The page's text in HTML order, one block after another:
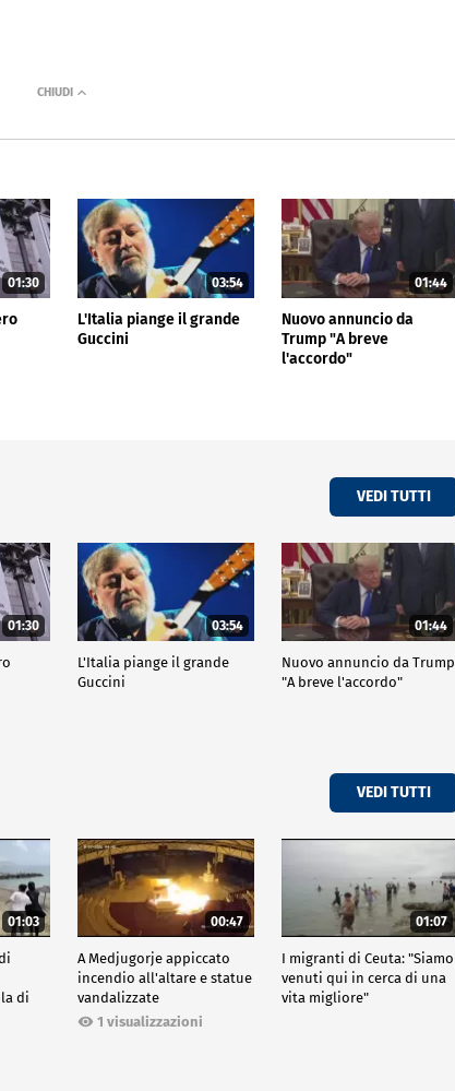
01:30 03:54
L'Italia piange il grande
Guccini
01:44
Nuovo annuncio da
Trump "A breve
l'accordo"
VEDI TUTTI
01:30 03:54
L'Italia piange il grande
Guccini
01:44
Nuovo annuncio da Trump
"A breve l'accordo"
VEDI TUTTI
01:03
di
00:47
A Medjugorje appiccato
incendio all'altare e statue
vandalizzate
1 visualizzazioni
01:07
I migranti di Ceuta: "Siamo
venuti qui in cerca di una
vita migliore"